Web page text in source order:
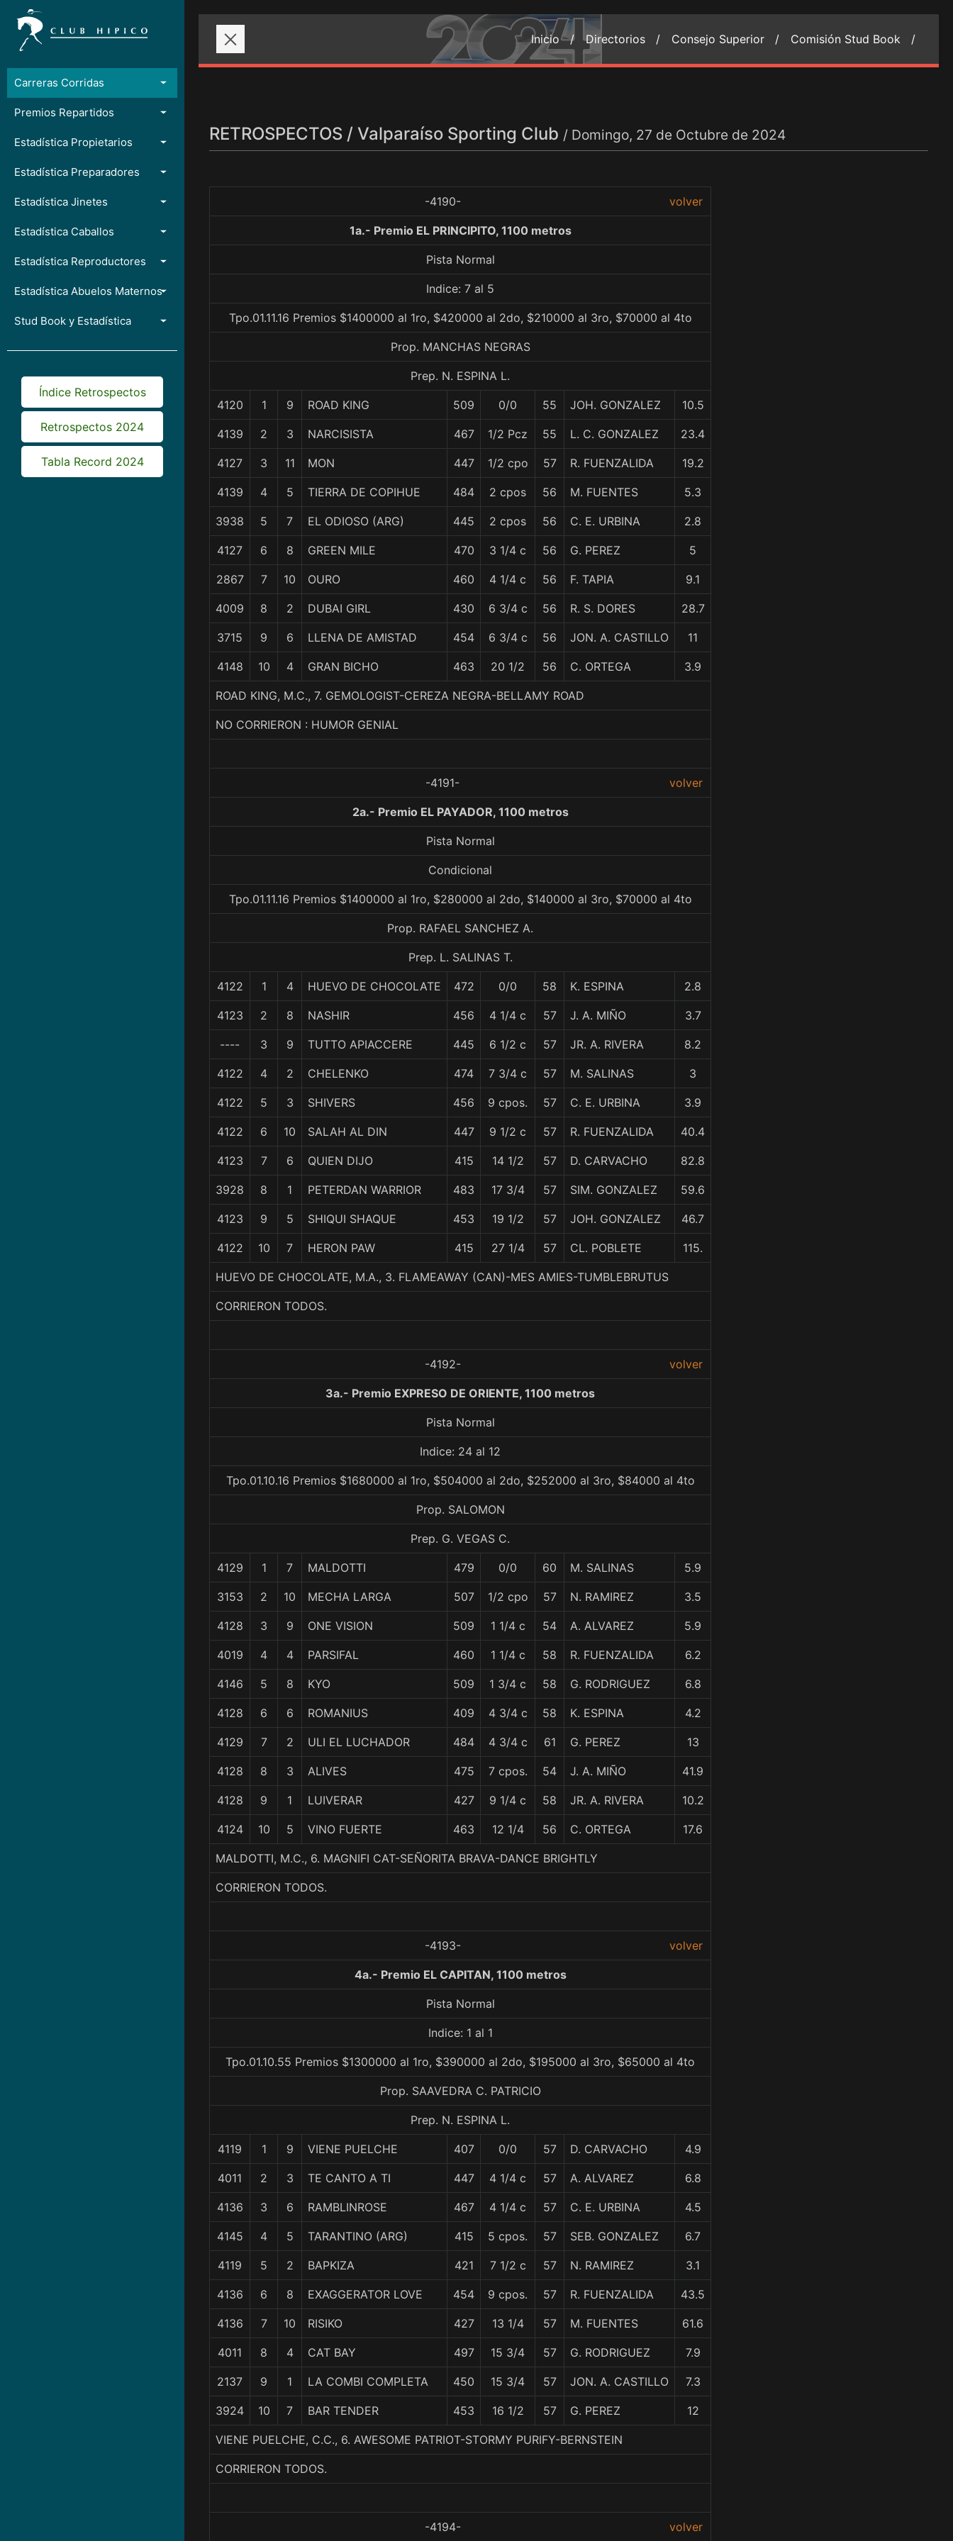
Carreras Corridas
Premios Repartidos
Estadística Propietarios
Estadística Preparadores
Estadística Jinetes
Estadística Caballos
Estadística Reproductores
Estadística Abuelos Maternos
Stud Book y Estadística
Índice Retrospectos
Retrospectos 2024
Tabla Record 2024
Inicio / Directorios / Consejo Superior / Comisión Stud Book /
RETROSPECTOS / Valparaíso Sporting Club / Domingo, 27 de Octubre de 2024
-4190- volver
1a.- Premio EL PRINCIPITO, 1100 metros
Pista Normal
Indice: 7 al 5
Tpo.01.11.16 Premios $1400000 al 1ro, $420000 al 2do, $210000 al 3ro, $70000 al 4to
Prop. MANCHAS NEGRAS
Prep. N. ESPINA L.
4120 1 9 ROAD KING 509 0/0 55 JOH. GONZALEZ 10.5
4139 2 3 NARCISISTA 467 1/2 Pcz 55 L. C. GONZALEZ 23.4
4127 3 11 MON 447 1/2 cpo 57 R. FUENZALIDA 19.2
4139 4 5 TIERRA DE COPIHUE 484 2 cpos 56 M. FUENTES 5.3
3938 5 7 EL ODIOSO (ARG) 445 2 cpos 56 C. E. URBINA 2.8
4127 6 8 GREEN MILE 470 3 1/4 c 56 G. PEREZ 5
2867 7 10 OURO 460 4 1/4 c 56 F. TAPIA 9.1
4009 8 2 DUBAI GIRL 430 6 3/4 c 56 R. S. DORES 28.7
3715 9 6 LLENA DE AMISTAD 454 6 3/4 c 56 JON. A. CASTILLO 11
4148 10 4 GRAN BICHO 463 20 1/2 56 C. ORTEGA 3.9
ROAD KING, M.C., 7. GEMOLOGIST-CEREZA NEGRA-BELLAMY ROAD
NO CORRIERON : HUMOR GENIAL
-4191- volver
2a.- Premio EL PAYADOR, 1100 metros
Pista Normal
Condicional
Tpo.01.11.16 Premios $1400000 al 1ro, $280000 al 2do, $140000 al 3ro, $70000 al 4to
Prop. RAFAEL SANCHEZ A.
Prep. L. SALINAS T.
4122 1 4 HUEVO DE CHOCOLATE 472 0/0 58 K. ESPINA 2.8
4123 2 8 NASHIR 456 4 1/4 c 57 J. A. MIÑO 3.7
---- 3 9 TUTTO APIACCERE 445 6 1/2 c 57 JR. A. RIVERA 8.2
4122 4 2 CHELENKO 474 7 3/4 c 57 M. SALINAS 3
4122 5 3 SHIVERS 456 9 cpos. 57 C. E. URBINA 3.9
4122 6 10 SALAH AL DIN 447 9 1/2 c 57 R. FUENZALIDA 40.4
4123 7 6 QUIEN DIJO 415 14 1/2 57 D. CARVACHO 82.8
3928 8 1 PETERDAN WARRIOR 483 17 3/4 57 SIM. GONZALEZ 59.6
4123 9 5 SHIQUI SHAQUE 453 19 1/2 57 JOH. GONZALEZ 46.7
4122 10 7 HERON PAW 415 27 1/4 57 CL. POBLETE 115.
HUEVO DE CHOCOLATE, M.A., 3. FLAMEAWAY (CAN)-MES AMIES-TUMBLEBRUTUS
CORRIERON TODOS.
-4192- volver
3a.- Premio EXPRESO DE ORIENTE, 1100 metros
Pista Normal
Indice: 24 al 12
Tpo.01.10.16 Premios $1680000 al 1ro, $504000 al 2do, $252000 al 3ro, $84000 al 4to
Prop. SALOMON
Prep. G. VEGAS C.
4129 1 7 MALDOTTI 479 0/0 60 M. SALINAS 5.9
3153 2 10 MECHA LARGA 507 1/2 cpo 57 N. RAMIREZ 3.5
4128 3 9 ONE VISION 509 1 1/4 c 54 A. ALVAREZ 5.9
4019 4 4 PARSIFAL 460 1 1/4 c 58 R. FUENZALIDA 6.2
4146 5 8 KYO 509 1 3/4 c 58 G. RODRIGUEZ 6.8
4128 6 6 ROMANIUS 409 4 3/4 c 58 K. ESPINA 4.2
4129 7 2 ULI EL LUCHADOR 484 4 3/4 c 61 G. PEREZ 13
4128 8 3 ALIVES 475 7 cpos. 54 J. A. MIÑO 41.9
4128 9 1 LUIVERAR 427 9 1/4 c 58 JR. A. RIVERA 10.2
4124 10 5 VINO FUERTE 463 12 1/4 56 C. ORTEGA 17.6
MALDOTTI, M.C., 6. MAGNIFI CAT-SEÑORITA BRAVA-DANCE BRIGHTLY
CORRIERON TODOS.
-4193- volver
4a.- Premio EL CAPITAN, 1100 metros
Pista Normal
Indice: 1 al 1
Tpo.01.10.55 Premios $1300000 al 1ro, $390000 al 2do, $195000 al 3ro, $65000 al 4to
Prop. SAAVEDRA C. PATRICIO
Prep. N. ESPINA L.
4119 1 9 VIENE PUELCHE 407 0/0 57 D. CARVACHO 4.9
4011 2 3 TE CANTO A TI 447 4 1/4 c 57 A. ALVAREZ 6.8
4136 3 6 RAMBLINROSE 467 4 1/4 c 57 C. E. URBINA 4.5
4145 4 5 TARANTINO (ARG) 415 5 cpos. 57 SEB. GONZALEZ 6.7
4119 5 2 BAPKIZA 421 7 1/2 c 57 N. RAMIREZ 3.1
4136 6 8 EXAGGERATOR LOVE 454 9 cpos. 57 R. FUENZALIDA 43.5
4136 7 10 RISIKO 427 13 1/4 57 M. FUENTES 61.6
4011 8 4 CAT BAY 497 15 3/4 57 G. RODRIGUEZ 7.9
2137 9 1 LA COMBI COMPLETA 450 15 3/4 57 JON. A. CASTILLO 7.3
3924 10 7 BAR TENDER 453 16 1/2 57 G. PEREZ 12
VIENE PUELCHE, C.C., 6. AWESOME PATRIOT-STORMY PURIFY-BERNSTEIN
CORRIERON TODOS.
-4194- volver